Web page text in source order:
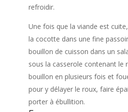
refroidir.
Une fois que la viande est
la cocotte dans une fine
bouillon de cuisson dans un
sous la casserole contenant le
bouillon en plusieurs fois et
pour y délayer le roux, faire
porter à ébullition.